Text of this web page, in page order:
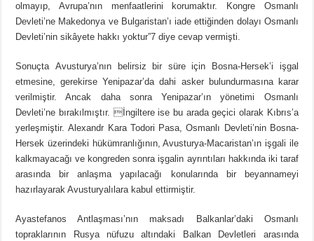
olmayıp, Avrupa’nın menfaatlerini korumaktır. Kongre Osmanlı
Devleti’ne Makedonya ve Bulgaristan’ı iade ettiğinden dolayı Osmanlı
Devleti’nin sikâyete hakkı yoktur”7 diye cevap vermişti.
Sonuçta Avusturya’nın belirsiz bir süre için Bosna-Hersek’i işgal
etmesine, gerekirse Yenipazar’da dahi asker bulundurmasına karar
verilmiştir. Ancak daha sonra Yenipazar’ın yönetimi Osmanlı
Devleti’ne bırakılmıştır. İngiltere ise bu arada geçici olarak Kıbrıs’a
yerleşmiştir. Alexandr Kara Todori Pasa, Osmanlı Devleti’nin Bosna-
Hersek üzerindeki hükümranlığının, Avusturya-Macaristan’ın işgali ile
kalkmayacağı ve kongreden sonra işgalin ayrıntıları hakkında iki taraf
arasında bir anlaşma yapılacağı konularında bir beyannameyi
hazırlayarak Avusturyalılara kabul ettirmiştir.
Ayastefanos Antlaşması’nın maksadı Balkanlar’daki Osmanlı
topraklarının Rusya nüfuzu altındaki Balkan Devletleri arasında